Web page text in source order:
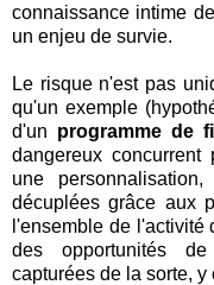
connaissance intime
un enjeu de survie.
Le risque n'est pas
qu'un exemple
d'un programme de
dangereux
une
décuplées grâce aux
l'ensemble de l'activité
des opportunités de
capturées de la sorte,